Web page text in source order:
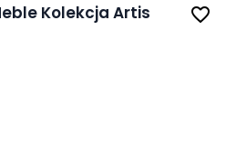
Kolekcja Artis favorite_border